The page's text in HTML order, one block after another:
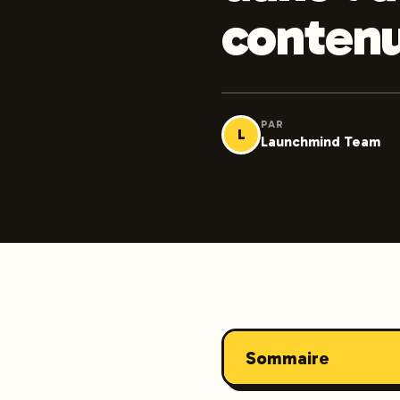
L
PAR
Launchmind Team
Sommaire